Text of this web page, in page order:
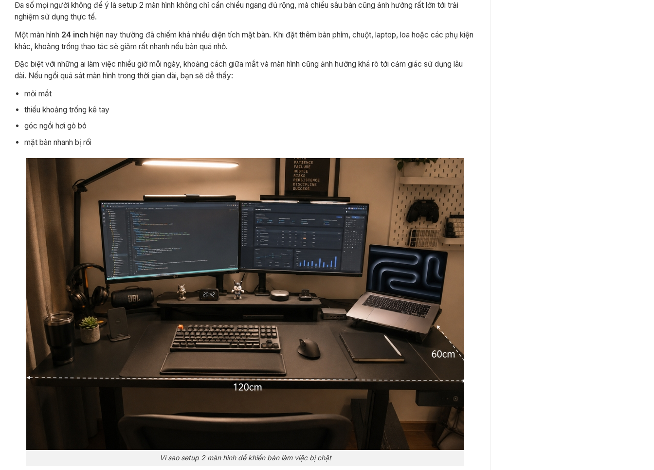
Đa số mọi người không để ý là setup 2 màn hình không chỉ cần chiều ngang đủ rộng, mà chiều sâu bàn cũng ảnh hưởng rất lớn tới trải
nghiệm sử dụng thực tế.
Một màn hình 24 inch hiện nay thường đã chiếm khá nhiều diện tích mặt bàn. Khi đặt thêm bàn phím, chuột, laptop, loa hoặc các phụ kiện
khác, khoảng trống thao tác sẽ giảm rất nhanh nếu bàn quá nhỏ.
Đặc biệt với những ai làm việc nhiều giờ mỗi ngày, khoảng cách giữa mắt và màn hình cũng ảnh hưởng khá rõ tới cảm giác sử dụng lâu
dài. Nếu ngồi quá sát màn hình trong thời gian dài, bạn sẽ dễ thấy:
mỏi mắt
thiếu khoảng trống kê tay
góc ngồi hơi gò bó
mặt bàn nhanh bị rối
Vì sao setup 2 màn hình dễ khiến bàn làm việc bị chật